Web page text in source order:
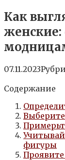
Как
женские:
07.11.2023
Содержание
фигуры